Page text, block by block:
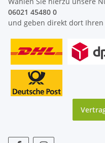
06021 45480 0
und geben direkt dort